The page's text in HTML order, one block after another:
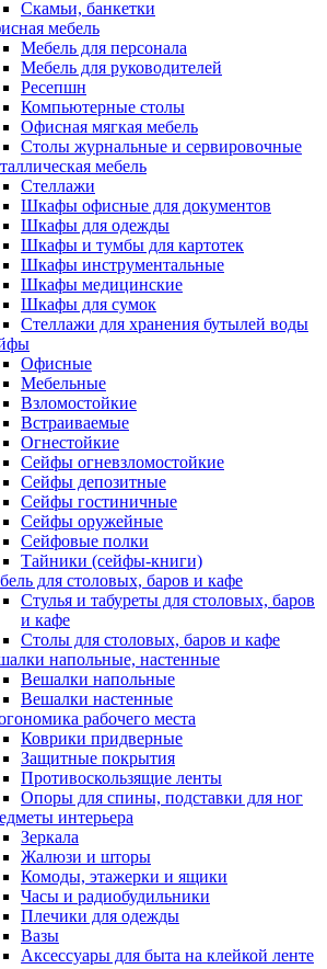
Скамьи, банкетки
мебель
Мебель для персонала
Мебель для руководителей
Ресепшн
Компьютерные столы
Офисная мягкая мебель
Столы журнальные и сервировочные
мебель
Стеллажи
Шкафы офисные для документов
Шкафы для одежды
Шкафы и тумбы для картотек
Шкафы инструментальные
Шкафы медицинские
Шкафы для сумок
Стеллажи для хранения бутылей воды
Офисные
Мебельные
Взломостойкие
Встраиваемые
Огнестойкие
Сейфы огневзломостойкие
Сейфы депозитные
Сейфы гостиничные
Сейфы оружейные
Сейфовые полки
Тайники (сейфы-книги)
для столовых, баров и кафе
Стулья и табуреты для столовых, баров
и кафе
Столы для столовых, баров и кафе
напольные, настенные
Вешалки напольные
Вешалки настенные
рабочего места
Коврики придверные
Защитные покрытия
Противоскользящие ленты
Опоры для спины, подставки для ног
интерьера
Зеркала
Жалюзи и шторы
Комоды, этажерки и ящики
Часы и радиобудильники
Плечики для одежды
Вазы
Аксессуары для быта на клейкой ленте